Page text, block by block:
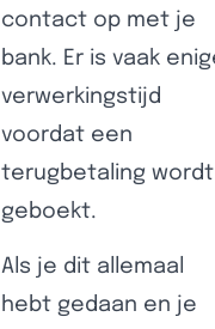
contact op met je
bank. Er is vaak
verwerkingstijd
voordat een
terugbetaling wordt
geboekt.
Als je dit allemaal
hebt gedaan en je